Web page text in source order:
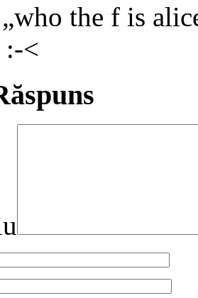
the f is
:-<